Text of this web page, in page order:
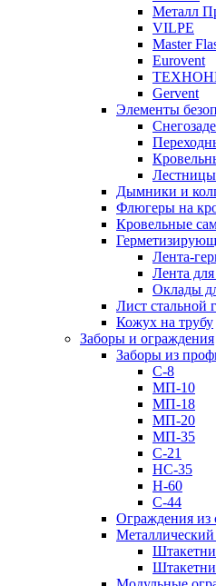
Металл
VILPE
Master
Eurovent
Gervent
Элементы
Дымники и
Флюгеры на
Кровельные
Лента-
Лента
Оклады
Лист стальной
Кожух на трубу
Заборы и ограждения
Заборы из
С-8
МП-10
МП-18
МП-20
МП-35
С-21
НС-35
Н-60
С-44
Ограждения из